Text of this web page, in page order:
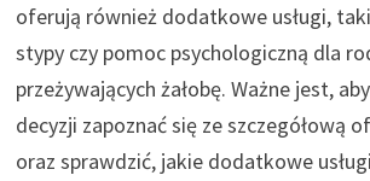
oferują również dodatkowe usługi,
stypy czy pomoc psychologiczną dla
przeżywających żałobę. Ważne jest,
decyzji zapoznać się ze szczegółową
oraz sprawdzić, jakie dodatkowe